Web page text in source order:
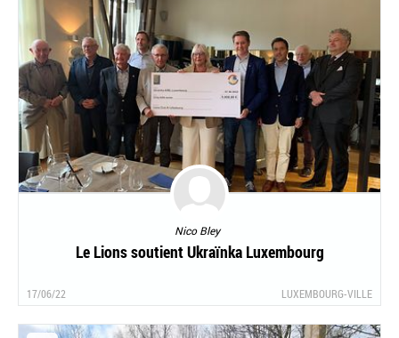
Nico Bley
Le Lions soutient Ukraïnka Luxembourg
17/06/22 LUXEMBOURG-VILLE